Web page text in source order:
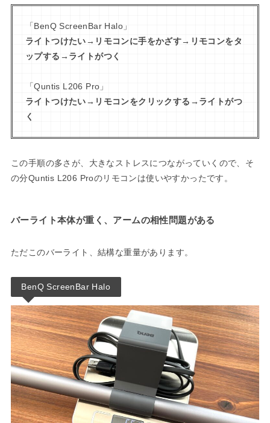
「BenQ ScreenBar Halo」
ライトつけたい→リモコンに手をかざす→リモコンをタ
ップする→ライトがつく
「Quntis L206 Pro」
ライトつけたい→リモコンをクリックする→ライトがつ
く
この手順の多さが、大きなストレスにつながっていくので、そ
の分Quntis L206 Proのリモコンは使いやすかったです。
バーライト本体が重く、アームの相性問題がある
ただこのバーライト、結構な重量があります。
BenQ ScreenBar Halo